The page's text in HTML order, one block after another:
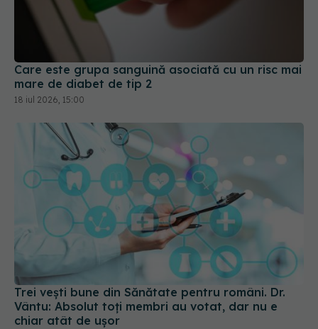
Care este grupa sanguină asociată cu un risc mai
mare de diabet de tip 2
18 iul 2026, 15:00
Trei vești bune din Sănătate pentru români. Dr.
Vântu: Absolut toți membri au votat, dar nu e
chiar atât de ușor